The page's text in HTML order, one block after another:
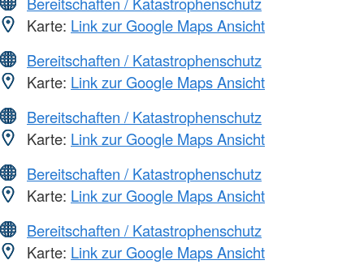
Karte: Link zur Google Maps Ansicht
Bereitschaften / Katastrophenschutz
Karte: Link zur Google Maps Ansicht
Bereitschaften / Katastrophenschutz
Karte: Link zur Google Maps Ansicht
Bereitschaften / Katastrophenschutz
Karte: Link zur Google Maps Ansicht
Bereitschaften / Katastrophenschutz
Karte: Link zur Google Maps Ansicht